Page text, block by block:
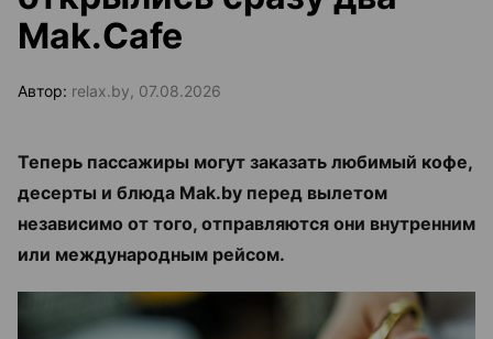
Mak.Cafe
Автор: relax.by, 07.08.2026
Теперь пассажиры могут заказать любимый кофе,
десерты и блюда Mak.by перед вылетом
независимо от того, отправляются они внутренним
или международным рейсом.